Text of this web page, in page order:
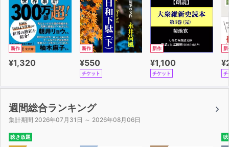
新作
¥1,320
新作
¥550
チケット
新作
¥1,100
チケット
新
チ
週間総合ランキング
集計期間 2026年07月31日 ～ 2026年08月06日
聴き放題 聴